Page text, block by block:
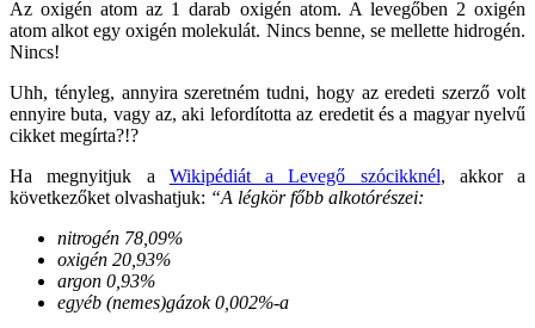
Az oxigén atom az 1 darab oxigén atom. A levegőben 2 oxigén
atom alkot egy oxigén molekulát. Nincs benne, se mellette hidrogén.
Nincs!
Uhh, tényleg, annyira szeretném tudni, hogy az eredeti szerző volt
ennyire buta, vagy az, aki lefordította az eredetit és a magyar nyelvű
cikket megírta?!?
Ha megnyitjuk a Wikipédiát a Levegő szócikknél, akkor a
következőket olvashatjuk: “A légkör főbb alkotórészei:
nitrogén 78,09%
oxigén 20,93%
argon 0,93%
egyéb (nemes)gázok 0,002%-a